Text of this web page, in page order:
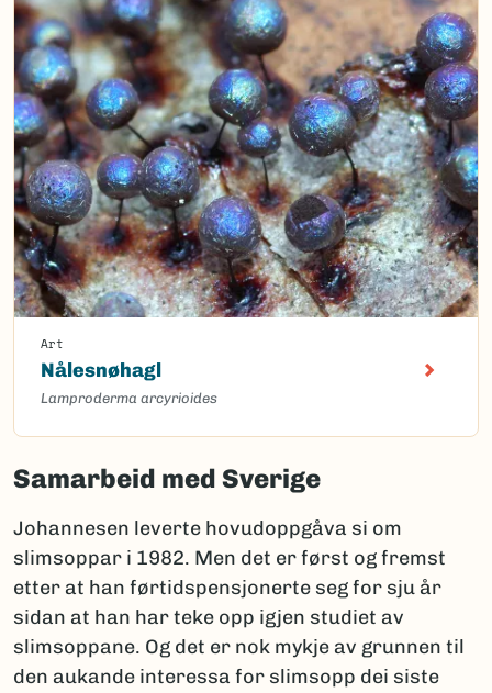
Art
Nålesnøhagl
Lamproderma arcyrioides
Samarbeid med Sverige
Johannesen leverte hovudoppgåva si om
slimsoppar i 1982. Men det er først og fremst
etter at han førtidspensjonerte seg for sju år
sidan at han har teke opp igjen studiet av
slimsoppane. Og det er nok mykje av grunnen til
den aukande interessa for slimsopp dei siste